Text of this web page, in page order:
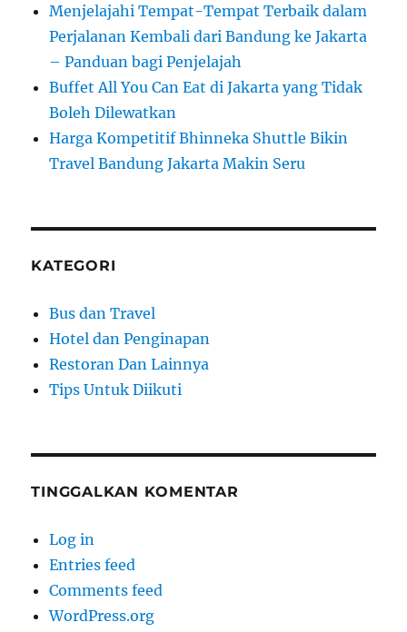
Menjelajahi Tempat-Tempat Terbaik dalam
Perjalanan Kembali dari Bandung ke Jakarta
– Panduan bagi Penjelajah
Buffet All You Can Eat di Jakarta yang Tidak
Boleh Dilewatkan
Harga Kompetitif Bhinneka Shuttle Bikin
Travel Bandung Jakarta Makin Seru
KATEGORI
Bus dan Travel
Hotel dan Penginapan
Restoran Dan Lainnya
Tips Untuk Diikuti
TINGGALKAN KOMENTAR
Log in
Entries feed
Comments feed
WordPress.org